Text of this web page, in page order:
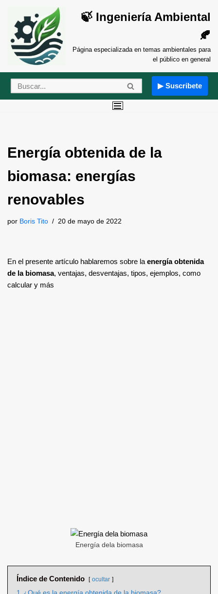
Saltar
al
contenido
🍃 Ingeniería Ambiental
🍂
Página especializada en temas ambientales para
el público en general
▶ Suscribete
Energía obtenida de la
biomasa: energías
renovables
por Boris Tito 20 de mayo de 2022
En el presente artículo hablaremos sobre la energía obtenida
de la biomasa, ventajas, desventajas, tipos, ejemplos, como
calcular y más
Energía dela biomasa
Índice de Contenido ocultar